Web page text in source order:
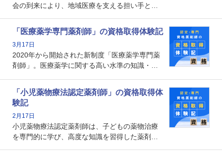
会の到来により、地域医療を支える担い手とし
で、重要度が増しているのが認定薬剤師という
資格です。認定薬剤師とはいったいどんな資格
なのでしょうか。それを取得するとどのような
メリットがあるのでしょうか。
「医療薬学専門薬剤師」の資格取得体験記
3月17日
2020年から開始された新制度「医療薬学専門薬
剤師」。医療薬学に関する高い水準の知識・技
剤師としての専門性を示す客観的な根拠の一つ
となります。取得要件は多岐に渡り、審査も複
数回ありますが、患者さんに対して一定の能力
の証明になる資格と言えます。
「小児薬物療法認定薬剤師」の資格取得体
験記
2月17日
小児薬物療法認定薬剤師は、子どもの薬物治療
を専門的に学び、高度な知識を習得した薬剤師